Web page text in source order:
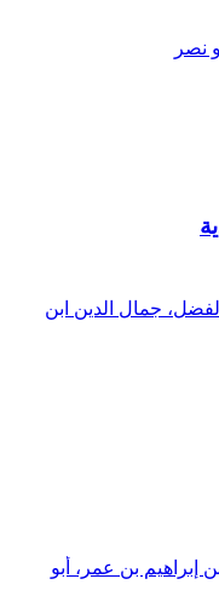
نصر
جمال الدين ابن
(لسان العرب)
إبراهيم بن عمر، أبو